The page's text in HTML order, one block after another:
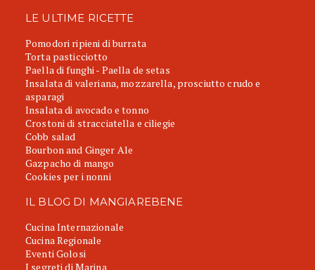
LE ULTIME RICETTE
Pomodori ripieni di burrata
Torta pasticciotto
Paella di funghi - Paella de setas
Insalata di valeriana, mozzarella, prosciutto crudo e
asparagi
Insalata di avocado e tonno
Crostoni di stracciatella e ciliegie
Cobb salad
Bourbon and Ginger Ale
Gazpacho di mango
Cookies per i nonni
IL BLOG DI MANGIAREBENE
Cucina Internazionale
Cucina Regionale
Eventi Golosi
I segreti di Marina